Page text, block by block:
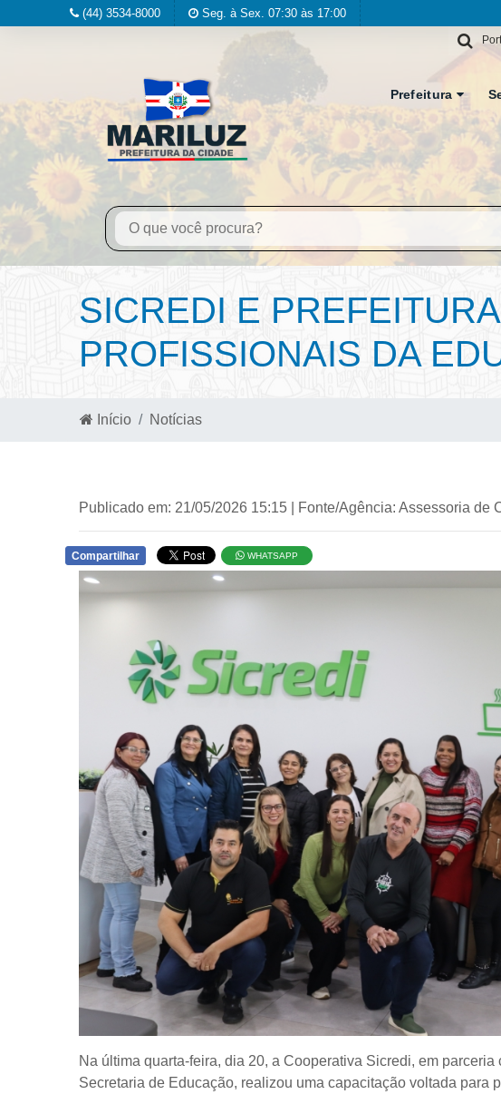
(44) 3534-8000 Seg. à Sex. 07:30 às 17:00
Prefeitura
SICREDI E
PROFISSIONAIS DA
Início Notícias
Publicado em: 21/05/2026 15:15 | Fonte/Agência: Assessoria de
Compartilhar WHATSAPP
Na última quarta-feira, dia 20, a Cooperativa Sicredi, em
Secretaria de Educação, realizou uma capacitação voltada para